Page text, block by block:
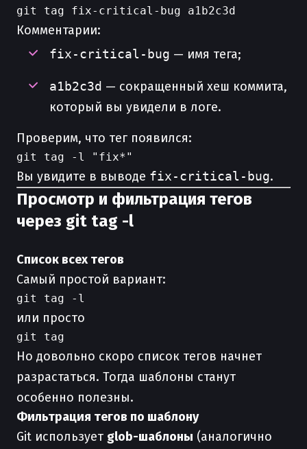
Комментарии:
fix-critical-bug — имя тега;
a1b2c3d — сокращенный хеш коммита,
который вы увидели в логе.
Проверим, что тег появился:
Вы увидите в выводе fix-critical-bug.
Просмотр и фильтрация тегов
через git tag -l
Список всех тегов
Самый простой вариант:
или просто
Но довольно скоро список тегов начнет
разрастаться. Тогда шаблоны станут
особенно полезны.
Фильтрация тегов по шаблону
Git использует glob-шаблоны (аналогично